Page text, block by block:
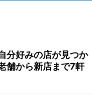
分好みの店が見つか
舗から新店まで7軒